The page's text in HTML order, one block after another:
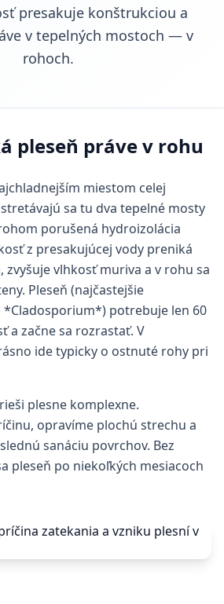
presakuje konštrukciou a
v tepelných mostoch — v
rohoch.
pleseň práve v rohu
miestom celej
sa tu dva tepelné mosty
porušená hydroizolácia
z presakujúcej vody preniká
zvyšuje vlhkosť muriva a v rohu sa
Pleseň (najčastejšie
potrebuje len 60
a začne sa rozrastať. V
ide typicky o ostnuté rohy pri
rieši plesne komplexne.
opravíme plochú strechu a
sanáciu povrchov. Bez
pleseň po niekoľkých mesiacoch